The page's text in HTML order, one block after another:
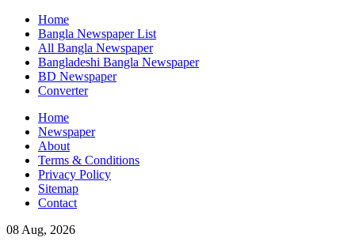
Skip
content
Home
Bangla Newspaper List
All Bangla Newspaper
Bangladeshi Bangla Newspaper
BD Newspaper
Converter
Home
Newspaper
About
Terms & Conditions
Privacy Policy
Sitemap
Contact
08 Aug, 2026